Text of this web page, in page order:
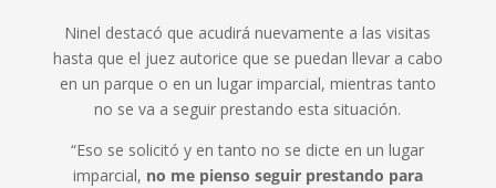
Ninel destacó que acudirá nuevamente a las visitas
hasta que el juez autorice que se puedan llevar a cabo
en un parque o en un lugar imparcial, mientras tanto
no se va a seguir prestando esta situación.
“Eso se solicitó y en tanto no se dicte en un lugar
imparcial, no me pienso seguir prestando para